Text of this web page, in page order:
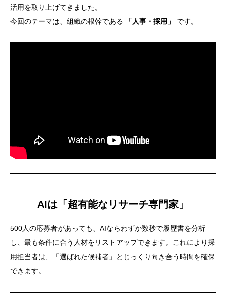
活用を取り上げてきました。
今回のテーマは、組織の根幹である
「人事・採用」 です。
AIは「超有能なリサーチ専門家」
500人の応募者があっても、AIならわずか数秒で履歴書を分析
し、最も条件に合う人材をリストアップできます。これにより採
用担当者は、「選ばれた候補者」とじっくり向き合う時間を確保
できます。